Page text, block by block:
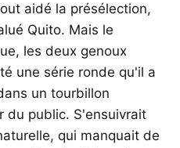
aidé la présélection,
Quito. Mais le
les deux genoux
une série ronde qu'il a
un tourbillon
du public. S'ensuivrait
qui manquait de